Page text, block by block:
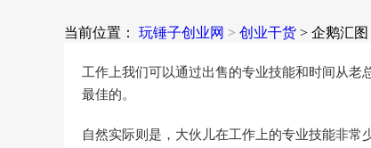
当前位置： 玩锤子创业网 > 创业干货 > 企鹅汇
工作上我们可以通过出售的专业技能和时间从
最佳的。
自然实际则是，大伙儿在工作上的专业技能非